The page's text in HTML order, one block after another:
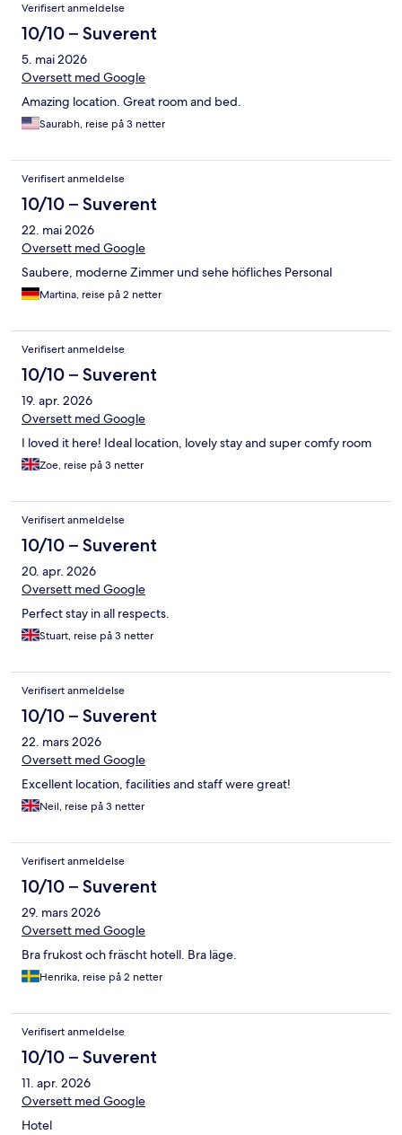
Verifisert anmeldelse
10/10 – Suverent
5. mai 2026
Oversett med Google
Amazing location. Great room and bed.
Saurabh, reise på 3 netter
Verifisert anmeldelse
10/10 – Suverent
22. mai 2026
Oversett med Google
Saubere, moderne Zimmer und sehe höfliches Personal
Martina, reise på 2 netter
Verifisert anmeldelse
10/10 – Suverent
19. apr. 2026
Oversett med Google
I loved it here! Ideal location, lovely stay and super comfy room
Zoe, reise på 3 netter
Verifisert anmeldelse
10/10 – Suverent
20. apr. 2026
Oversett med Google
Perfect stay in all respects.
Stuart, reise på 3 netter
Verifisert anmeldelse
10/10 – Suverent
22. mars 2026
Oversett med Google
Excellent location, facilities and staff were great!
Neil, reise på 3 netter
Verifisert anmeldelse
10/10 – Suverent
29. mars 2026
Oversett med Google
Bra frukost och fräscht hotell. Bra läge.
Henrika, reise på 2 netter
Verifisert anmeldelse
10/10 – Suverent
11. apr. 2026
Oversett med Google
Hotel